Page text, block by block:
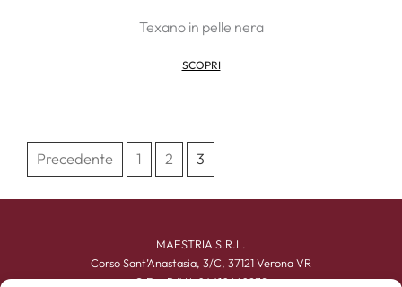
Texano in pelle nera
SCOPRI
Precedente 1 2 3
MAESTRIA S.R.L.
Corso Sant’Anastasia, 3/C, 37121 Verona VR
C.F. e P.IVA 04410660239